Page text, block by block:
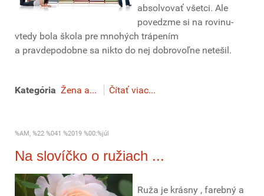
absolvovať všetci. Ale
povedzme si na rovinu-
vtedy bola škola pre mnohých trápením
a pravdepodobne sa nikto do nej dobrovoľne netešil.
Kategória Žena a... Čítať viac...
%AM, %22 %041 %2019 %00:%júl
Na slovíčko o ružiach ...
Ruža je krásny , farebný a